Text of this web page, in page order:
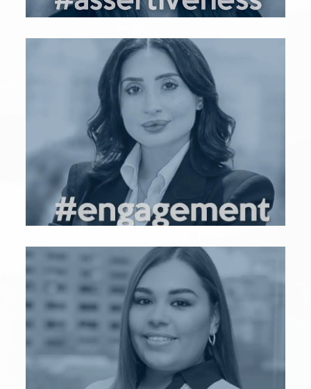
Yo soy Frida Morales
fmorales@bleumind.com
LinkedIn
Yo soy Jessica Hernández
jhernandez@bleumind.com